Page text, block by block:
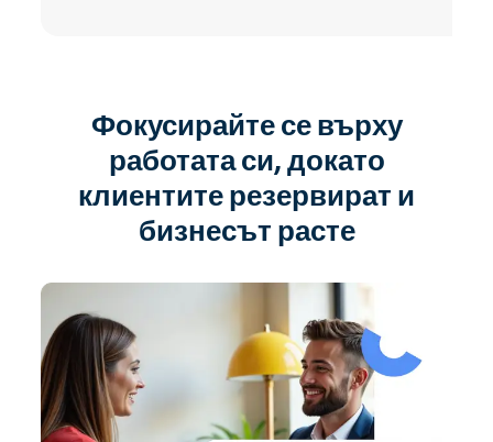
Фокусирайте се върху
работата си, докато
клиентите резервират и
бизнесът расте